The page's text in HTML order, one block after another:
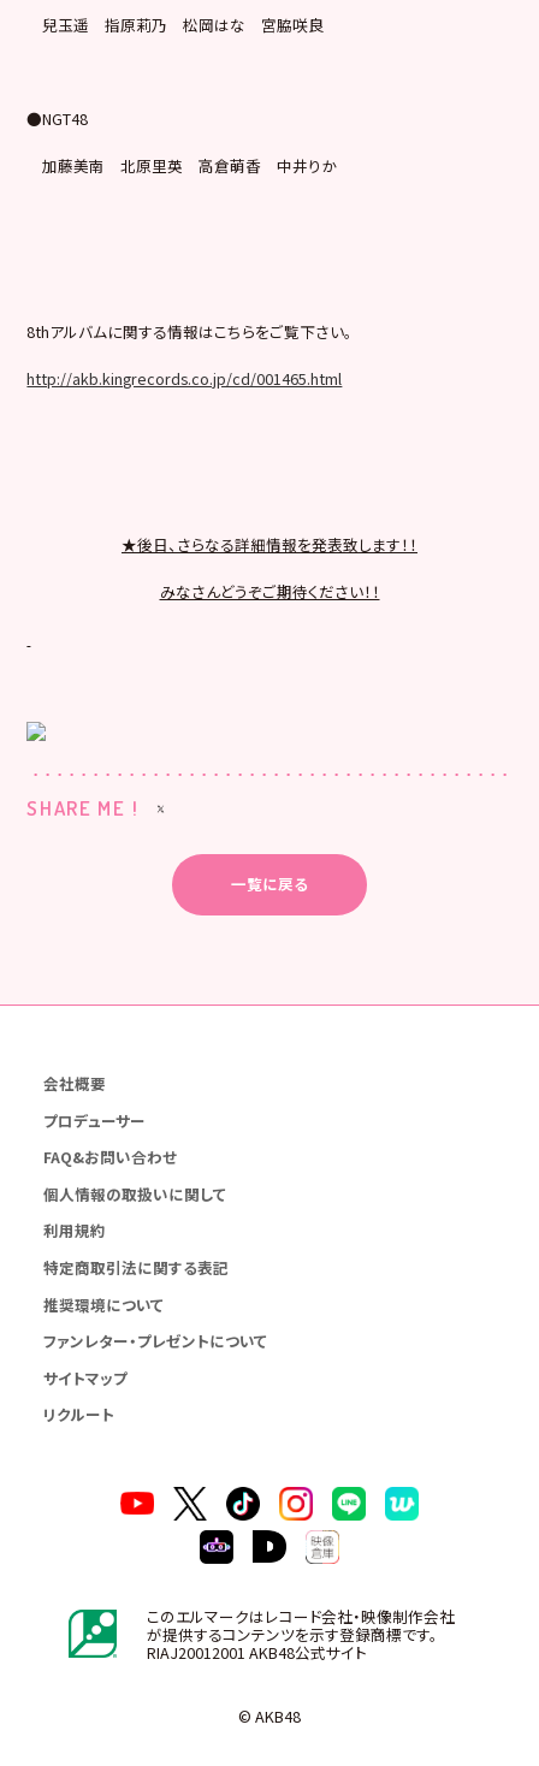
兒玉遥 指原莉乃 松岡はな 宮脇咲良
●NGT48
加藤美南 北原里英 高倉萌香 中井りか
8thアルバムに関する情報はこちらをご覧下さい。
http://akb.kingrecords.co.jp/cd/001465.html
★後日、さらなる詳細情報を発表致します！！
みなさんどうぞご期待ください！！
SHARE ME !
一覧に戻る
会社概要
プロデューサー
FAQ&お問い合わせ
個人情報の取扱いに関して
利用規約
特定商取引法に関する表記
推奨環境について
ファンレター・プレゼントについて
サイトマップ
リクルート
このエルマークはレコード会社・映像制作会社
が提供するコンテンツを示す登録商標です。
RIAJ20012001 AKB48公式サイト
© AKB48